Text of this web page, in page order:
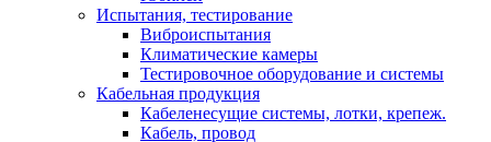
Испытания, тестирование
Виброиспытания
Климатические камеры
Тестировочное оборудование и системы
Кабельная продукция
Кабеленесущие системы, лотки, крепеж.
Кабель, провод